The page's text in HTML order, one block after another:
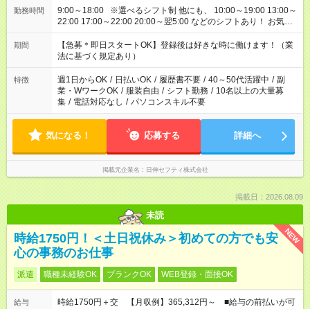
勤務時間
9:00～18:00 ※選べるシフト制 他にも、 10:00～19:00 13:00～
22:00 17:00～22:00 20:00～翌5:00 などのシフトあり！ お気軽
にご相談ください！
期間
【急募＊即日スタートOK】登録後は好きな時に働けます！（業
法に基づく規定あり）
特徴 週1日からOK / 日払いOK / 履歴書不要 / 40～50代活躍中 / 副
業・WワークOK / 服装自由 / シフト勤務 / 10名以上の大量募
集 / 電話対応なし / パソコンスキル不要
気になる！ 応募する 詳細へ
掲載元企業名 日伸セフティ株式会社
掲載日：2026.08.09
未読
NEW
時給1750円！＜土日祝休み＞初めての方でも安
心の事務のお仕事
派遣 職種未経験OK ブランクOK WEB登録・面接OK
給与
時給1750円＋交 【月収例】365,312円～ ■給与の前払いが可